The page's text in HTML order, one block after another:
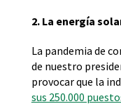
2. La energía
La pandemia de
de nuestro
provocar que la
sus 250.000